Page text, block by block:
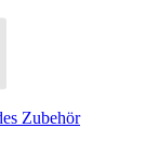
Zubehör